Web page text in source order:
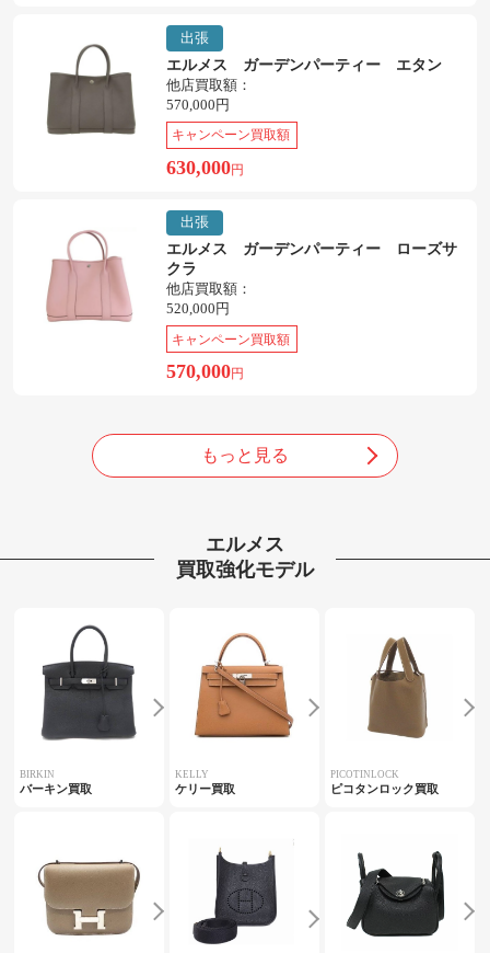
出張
エルメス ガーデンパーティー エタン
他店買取額：
570,000円
キャンペーン買取額
630,000円
出張
エルメス ガーデンパーティー ローズサ
クラ
他店買取額：
520,000円
キャンペーン買取額
570,000円
もっと見る
エルメス
買取強化モデル
BIRKIN
バーキン買取
KELLY
ケリー買取
PICOTINLOCK
ピコタンロック買取